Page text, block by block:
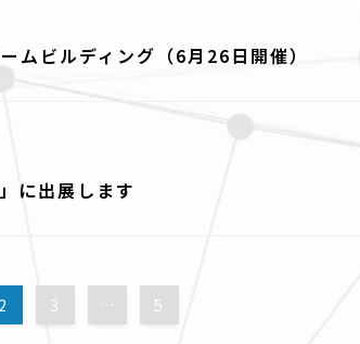
ムビルディング（6月26日開催）
に出展します
2 3 … 5